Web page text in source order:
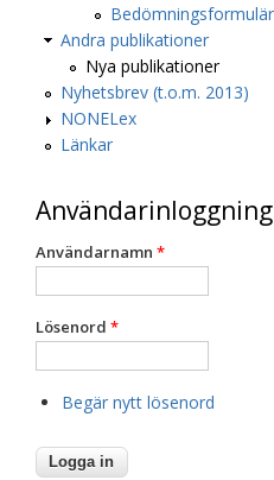
Bedömningsformulär
Andra publikationer
Nya publikationer
Nyhetsbrev (t.o.m. 2013)
NONELex
Länkar
Användarinloggning
Användarnamn *
Lösenord *
Begär nytt lösenord